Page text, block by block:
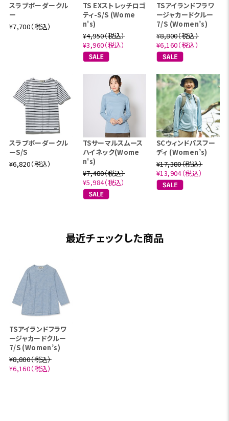
スラブボーダークル
ー
¥7,700（税込）
TS EXストレッチロゴ
ティ-S/S (Wome
n's)
¥4,950（税込）
¥3,960（税込）
TSアイランドフラワ
ージャカードクルー
7/S (Women’s)
¥8,800（税込）
¥6,160（税込）
スラブボーダークル
ーS/S
¥6,820（税込）
TSサーマルスムース
ハイネック(Wome
n's)
¥7,480（税込）
¥5,984（税込）
SCウィンドパスフー
ディ (Women’s)
¥17,380（税込）
¥13,904（税込）
最近チェックした商品
TSアイランドフラワ
ージャカードクルー
7/S (Women’s)
¥8,800（税込）
¥6,160（税込）